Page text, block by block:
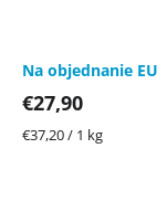
Na objednanie EU
€27,90
Jednotková
€37,20 / 1 kg